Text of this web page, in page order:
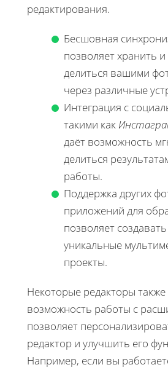
редактирования.
Бесшовная
позволяет хранить
делиться вашими
через различные
Интеграция с
такими как
даёт возможность
делиться
работы.
Поддержка других
приложений для
позволяет
уникальные
проекты.
Некоторые редакторы
возможность работы с
позволяет
редактор и улучшить его
Например, если вы